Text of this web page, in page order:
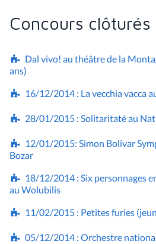
Concours clôturés
Dal vivo! au théâtre de la
ans)
16/12/2014 : La vecchia vacca
28/01/2015 : Solitaritaté au
12/01/2015: Simon Bolivar
Bozar
18/12/2014 : Six personnages
au Wolubilis
11/02/2015 : Petites furies
05/12/2014 : Orchestre